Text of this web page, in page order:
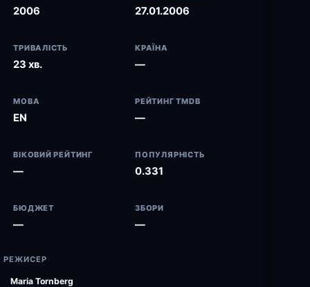
2006 27.01.2006
ТРИВАЛІСТЬ
23 хв.
КРАЇНА
—
МОВА
EN
РЕЙТИНГ TMDB
—
ВІКОВИЙ РЕЙТИНГ
—
ПОПУЛЯРНІСТЬ
0.331
БЮДЖЕТ
—
ЗБОРИ
—
РЕЖИСЕР
Maria Tornberg